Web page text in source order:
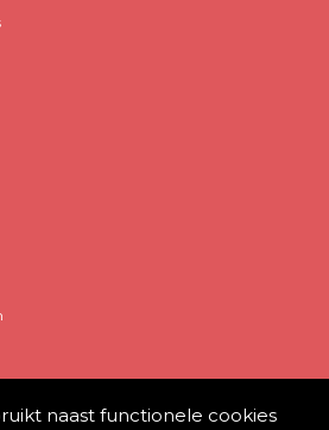
naast functionele cookies